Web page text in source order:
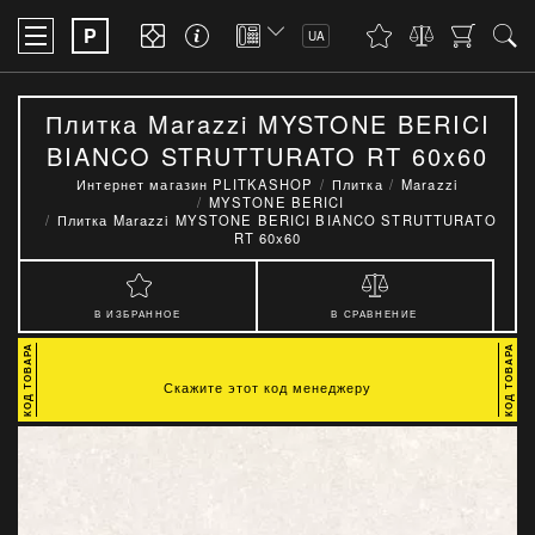
P UA
Плитка Marazzi MYSTONE BERICI
BIANCO STRUTTURATO RT 60x60
Интернет магазин PLITKASHOP Плитка
Marazzi
MYSTONE BERICI
Плитка Marazzi MYSTONE BERICI BIANCO STRUTTURATO
RT 60x60
В ИЗБРАННОЕ В СРАВНЕНИЕ
Скажите этот код менеджеру